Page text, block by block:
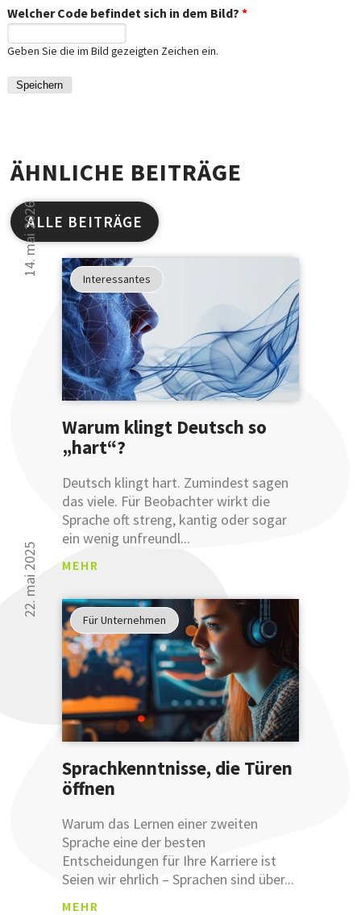
Welcher Code befindet sich in dem Bild? *
Geben Sie die im Bild gezeigten Zeichen ein.
ÄHNLICHE BEITRÄGE
ALLE BEITRÄGE
14. mai 2026
Interessantes
Warum klingt Deutsch so
„hart“?
Deutsch klingt hart. Zumindest sagen
das viele. Für Beobachter wirkt die
Sprache oft streng, kantig oder sogar
ein wenig unfreundl...
MEHR
22. mai 2025
Für Unternehmen
Sprachkenntnisse, die Türen
öffnen
Warum das Lernen einer zweiten
Sprache eine der besten
Entscheidungen für Ihre Karriere ist
Seien wir ehrlich – Sprachen sind über...
MEHR
Studien
haben
gezeigt
...
... dass
Sie Ihre
bereits
an
unsere
sprachlichen
Tipps
Glauben
Sie uns
nicht?
Testen
Sie uns.
30 000 Leser
sich nicht irren.
ESTÄ
TIGU